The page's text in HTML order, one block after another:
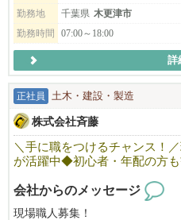
勤務地
千葉県 木更津市
勤務時間
07:00～18:00
詳
正社員 土木・建設・製造
株式会社斉藤
＼手に職をつけるチャンス！
が活躍中◆初心者・年配の方も
会社からのメッセージ
現場職人募集！